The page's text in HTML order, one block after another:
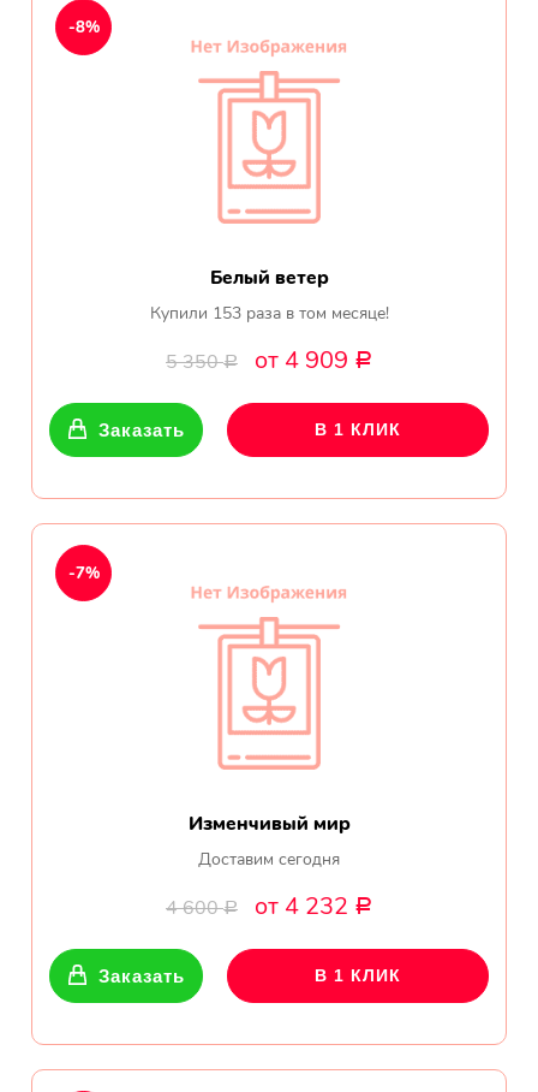
Белый ветер
Купили 153 раза в том месяце!
5 350Р от 4 909 Р
-8%
Заказать В 1 КЛИК
Изменчивый мир
Доставим сегодня
4 600Р от 4 232 Р
-7%
Заказать В 1 КЛИК